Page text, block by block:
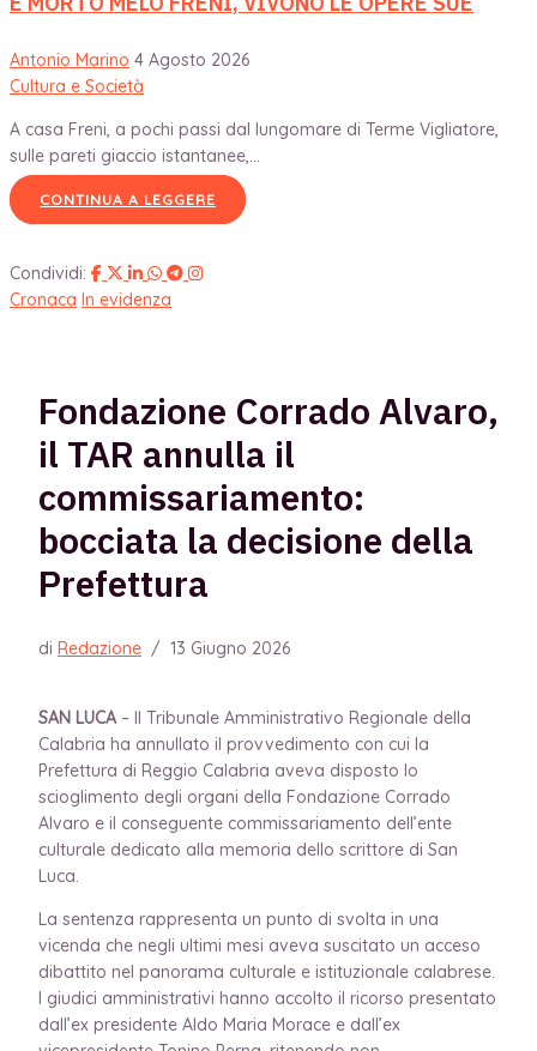
Antonio Marino 4 Agosto 2026
Cultura e Società
A casa Freni, a pochi passi dal lungomare di Terme Vigliatore,
sulle pareti giaccio istantanee,...
CONTINUA A LEGGERE
Condividi:
Cronaca In evidenza
Fondazione Corrado Alvaro,
il TAR annulla il
commissariamento:
bocciata la decisione della
Prefettura
di Redazione / 13 Giugno 2026
SAN LUCA – Il Tribunale Amministrativo Regionale della
Calabria ha annullato il provvedimento con cui la
Prefettura di Reggio Calabria aveva disposto lo
scioglimento degli organi della Fondazione Corrado
Alvaro e il conseguente commissariamento dell’ente
culturale dedicato alla memoria dello scrittore di San
Luca.
La sentenza rappresenta un punto di svolta in una
vicenda che negli ultimi mesi aveva suscitato un acceso
dibattito nel panorama culturale e istituzionale calabrese.
I giudici amministrativi hanno accolto il ricorso presentato
dall’ex presidente Aldo Maria Morace e dall’ex